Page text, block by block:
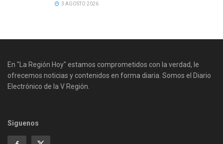
3 AGOSTO 2026
En "La Región Hoy" estamos comprometidos con la verdad, le
ofrecemos noticias y contenidos en forma diaria. Somos el Diario
Electrónico de la V Región.
Siguenos